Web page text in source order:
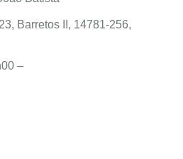
Barretos II, 14781-256,
–